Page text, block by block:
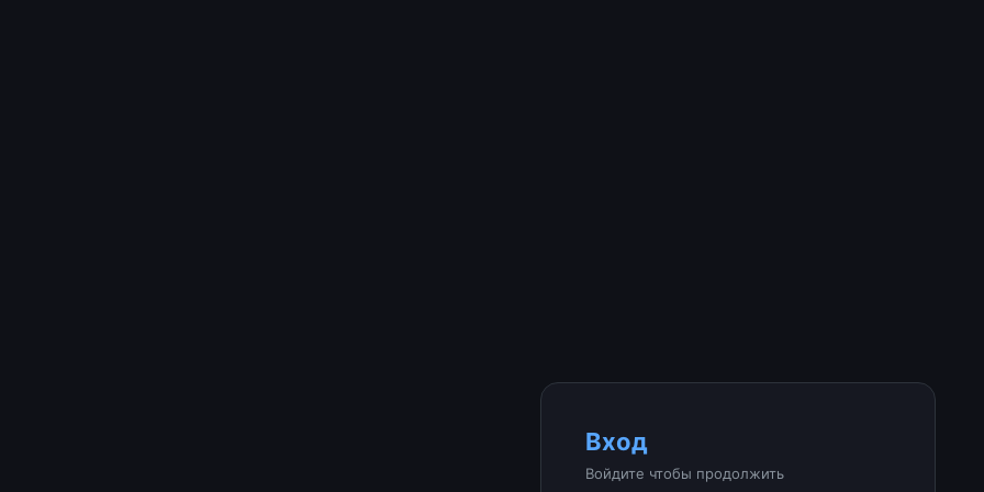
Вход
Войдите чтобы продолжить